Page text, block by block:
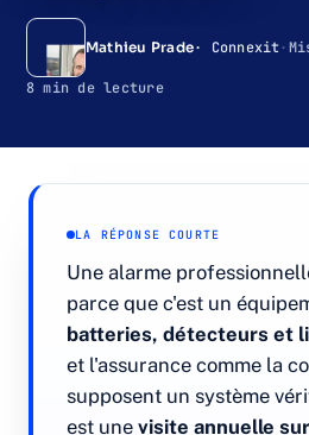
Vidéosurveillance
Caméra magasin & commerce
Caméra entrepôt
Contrôle par badge
Contrôle biométrique
Interphonie & vidéoportier
Mathieu Prade· Connexit·
8 min de lecture
LA RÉPONSE COURTE
Une alarme
parce que c'est un
batteries, détecteurs et
et l'assurance comme la
supposent un système
est une visite annuelle